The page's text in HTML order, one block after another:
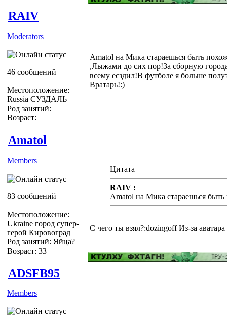
RAIV
Moderators
46 сообщений
Местоположение:
Russia СУЗДАЛЬ
Род занятий:
Возраст:
Amatol на Мика стараешься быть
,Лыжами до сих пор!За сборную
всему есздил!В футболе я больше
Вратарь!:)
Amatol
Members
83 сообщений
Местоположение:
Ukraine город супер-
герой Кировоград
Род занятий: Яйца?
Возраст: 33
Цитата
RAIV :
Amatol на Мика стараешься быть
С чего ты взял?:dozingoff Из-за аватара
ADSFB95
Members